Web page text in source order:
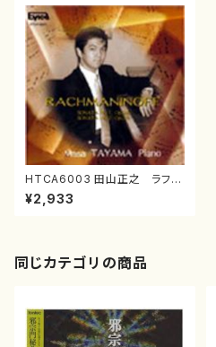
HTCA6003 田山正之 ラフマ
ニノフ 二大ソナタ(ピアノ/田山正
之/CD)
¥2,933
同じカテゴリの商品